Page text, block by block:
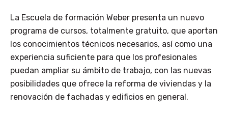
La Escuela de formación Weber presenta un nuevo
programa de cursos, totalmente gratuito, que aportan
los conocimientos técnicos necesarios, así como una
experiencia suficiente para que los profesionales
puedan ampliar su ámbito de trabajo, con las nuevas
posibilidades que ofrece la reforma de viviendas y la
renovación de fachadas y edificios en general.